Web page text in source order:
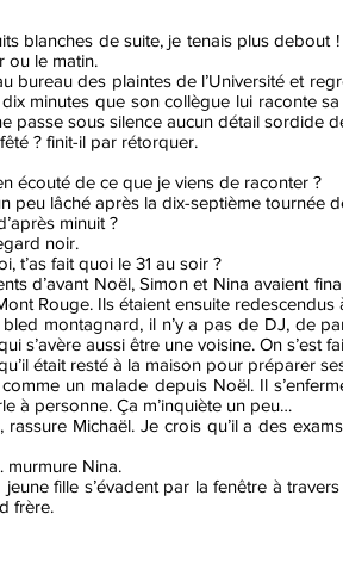
blanches de suite, je tenais plus debout
ou le matin.
bureau des plaintes de l’Université et
minutes que son collègue lui raconte
passe sous silence aucun détail sordide
? finit-il par rétorquer.
écouté de ce que je viens de raconter ?
peu lâché après la dix-septième tournée
minuit ?
noir.
t’as fait quoi le 31 au soir ?
d’avant Noël, Simon et Nina avaient
Rouge. Ils étaient ensuite redescendus
montagnard, il n’y a pas de DJ, de
s’avère aussi être une voisine. On s’est
était resté à la maison pour préparer
un malade depuis Noël. Il
à personne. Ça m’inquiète un peu…
rassure Michaël. Je crois qu’il a des
Nina.
fille s’évadent par la fenêtre à
frère.